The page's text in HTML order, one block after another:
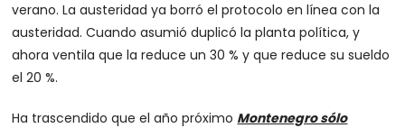
verano. La austeridad ya borró el protocolo en línea con la
austeridad. Cuando asumió duplicó la planta política, y
ahora ventila que la reduce un 30 % y que reduce su sueldo
el 20 %.
Ha trascendido que el año próximo Montenegro sólo